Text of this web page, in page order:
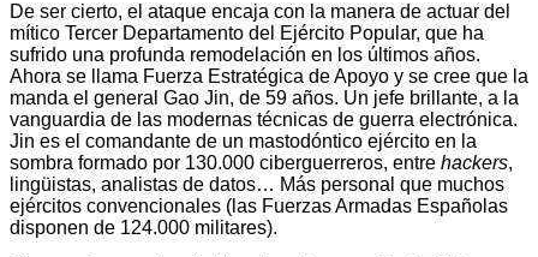
De ser cierto, el ataque encaja con la manera de actuar del
mítico Tercer Departamento del Ejército Popular, que ha
sufrido una profunda remodelación en los últimos años.
Ahora se llama Fuerza Estratégica de Apoyo y se cree que la
manda el general Gao Jin, de 59 años. Un jefe brillante, a la
vanguardia de las modernas técnicas de guerra electrónica.
Jin es el comandante de un mastodóntico ejército en la
sombra formado por 130.000 ciberguerreros, entre hackers,
lingüistas, analistas de datos… Más personal que muchos
ejércitos convencionales (las Fuerzas Armadas Españolas
disponen de 124.000 militares).